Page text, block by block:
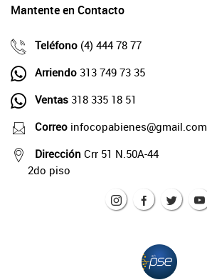
Mantente en Contacto
Teléfono (4) 444 78 77
Arriendo 313 749 73 35
Ventas 318 335 18 51
Correo infocopabienes@gmail.com
Dirección Crr 51 N.50A-44
2do piso